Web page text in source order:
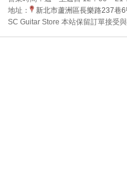
地址：
新北市蘆洲區長樂路237巷
SC Guitar Store 本站保留訂單接受